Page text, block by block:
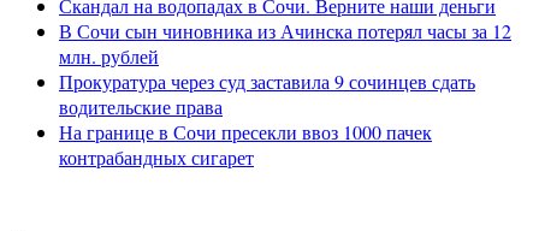
Скандал на водопадах в Сочи. Верните наши деньги
В Сочи сын чиновника из Ачинска потерял часы за 12
млн. рублей
Прокуратура через суд заставила 9 сочинцев сдать
водительские права
На границе в Сочи пресекли ввоз 1000 пачек
контрабандных сигарет